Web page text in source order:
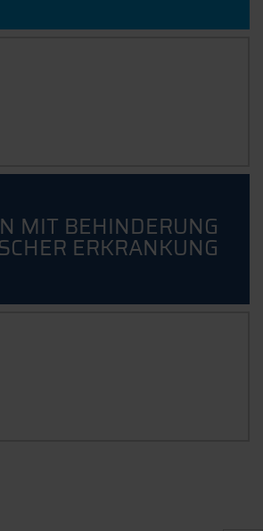
MIT BEHINDERUNG
ERKRANKUNG